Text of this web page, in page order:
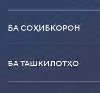
БА СОҲИБКОРОН
БА ТАШКИЛОТҲО